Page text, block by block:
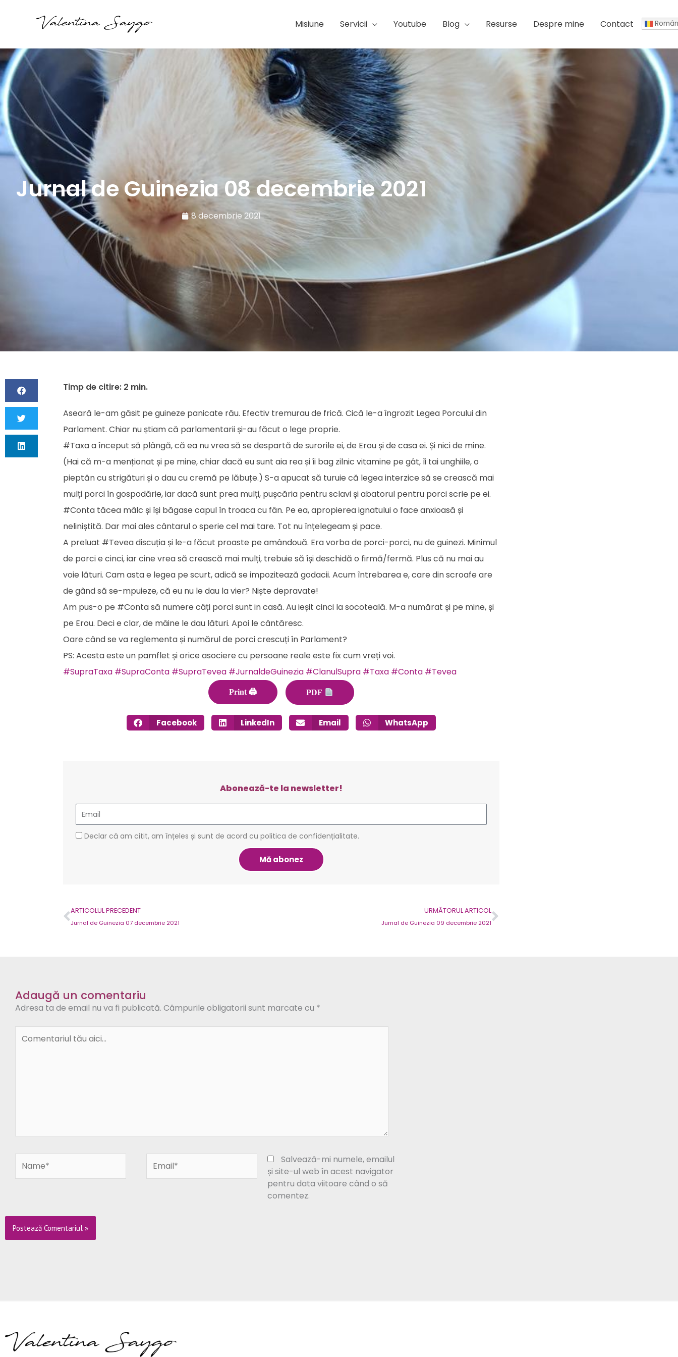
Misiune Servicii Youtube Blog Resurse Despre mine Contact
Jurnal de Guinezia 08 decembrie 2021
8 decembrie 2021
Aseară le-am găsit pe guineze panicate rău. Efectiv tremurau de frică. Cică le-a îngrozit Legea Porcului din
Parlament. Chiar nu știam că parlamentarii și-au făcut o lege proprie.
#Taxa a început să plângă, că ea nu vrea să se despartă de surorile ei, de Erou și de casa ei. Și nici de mine.
(Hai că m-a menționat și pe mine, chiar dacă eu sunt aia rea și îi bag zilnic vitamine pe gât, îi tai unghiile, o
pieptăn cu strigături și o dau cu cremă pe lăbuțe.) S-a apucat să turuie că legea interzice să se crească mai
mulți porci în gospodărie, iar dacă sunt prea mulți, pușcăria pentru sclavi și abatorul pentru porci scrie pe ei.
#Conta tăcea mâlc și își băgase capul în troaca cu fân. Pe ea, apropierea ignatului o face anxioasă și
neliniștită. Dar mai ales cântarul o sperie cel mai tare. Tot nu înțelegeam și pace.
A preluat #Tevea discuția și le-a făcut proaste pe amândouă. Era vorba de porci-porci, nu de guinezi. Minimul
de porci e cinci, iar cine vrea să crească mai mulți, trebuie să își deschidă o firmă/fermă. Plus că nu mai au
voie lături. Cam asta e legea pe scurt, adică se impozitează godacii. Acum întrebarea e, care din scroafe are
de gând să se-mpuieze, că eu nu le dau la vier? Niște depravate!
Am pus-o pe #Conta să numere câți porci sunt in casă. Au ieșit cinci la socoteală. M-a numărat și pe mine, și
pe Erou. Deci e clar, de mâine le dau lături. Apoi le cântăresc.
Oare când se va reglementa și numărul de porci crescuți în Parlament?
PS: Acesta este un pamflet și orice asociere cu persoane reale este fix cum vreți voi.
#SupraTaxa #SupraConta #SupraTevea #JurnaldeGuinezia #ClanulSupra #Taxa #Conta #Tevea
Print 🖨 PDF
Facebook LinkedIn Email WhatsApp
Abonează-te la newsletter!
Email
GDPR
Declar că am citit, am înțeles și sunt de acord cu politica de confidențialitate.
Mă abonez
Prev
ARTICOLUL PRECEDENT
Jurnal de Guinezia 07 decembrie 2021
URMĂTORUL ARTICOL
Jurnal de Guinezia 09 decembrie 2021
Next
Adaugă un comentariu
Adresa ta de email nu va fi publicată. Câmpurile obligatorii sunt marcate cu *
tău
Salvează-mi numele, emailul
și site-ul web în acest navigator
pentru data viitoare când o să
comentez.